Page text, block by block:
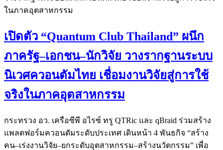
เปิดตัว “Quantum Club Thailand” ผนึก
ภาครัฐ–เอกชน–นักวิจัย วางรากฐานระบบ
นิเวศควอนตัมไทย เชื่อมงานวิจัยสู่การใช้
จริงในภาคอุตสาหกรรม
กระทรวง อว. เครือซีพี อไรซ์ ทรู QTRic และ qBraid ร่วมสร้าง
แพลตฟอร์มควอนตัมระดับประเทศ เดินหน้า 4 พันธกิจ “สร้าง
คน–เร่งงานวิจัย–ยกระดับอุตสาหกรรม–สร้างนวัตกรรม” เพื่อ